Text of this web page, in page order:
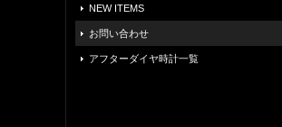
NEW ITEMS
お問い合わせ
アフターダイヤ時計一覧